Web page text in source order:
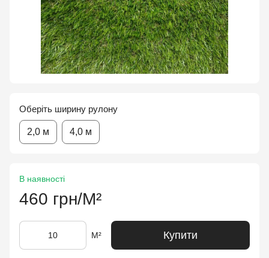
Оберіть ширину рулону
2,0 м 4,0 м
В наявності
460 грн/М²
М² Купити